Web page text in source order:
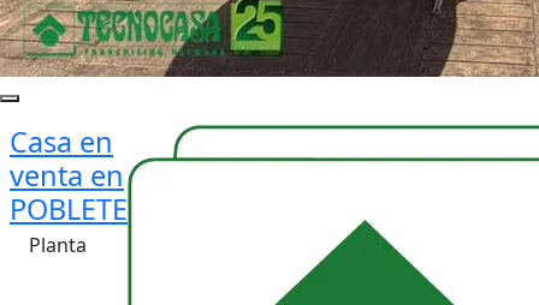
Casa en
venta en
POBLETE
Planta